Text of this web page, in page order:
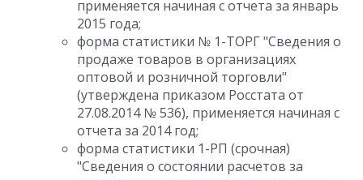
применяется начиная с отчета за январь
2015 года;
форма статистики № 1-ТОРГ "Сведения о
продаже товаров в организациях
оптовой и розничной торговли"
(утверждена приказом Росстата от
27.08.2014 № 536), применяется начиная с
отчета за 2014 год;
форма статистики 1-РП (срочная)
"Сведения о состоянии расчетов за